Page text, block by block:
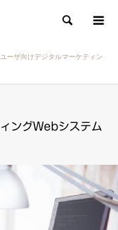
検索
ーザ向けデジタルマーケティン
ングWebシステム